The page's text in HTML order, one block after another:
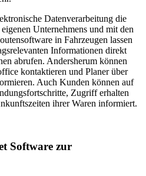
Datenverarbeitung die
Unternehmens und mit den
in Fahrzeugen lassen
Informationen direkt
abrufen. Andersherum können
kontaktieren und Planer über
Auch Kunden können auf
Zugriff erhalten
ihrer Waren informiert.
Software zur